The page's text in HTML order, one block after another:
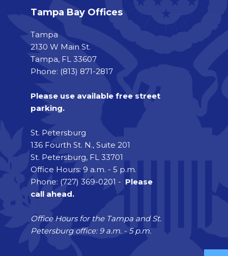
Tampa Bay Offices
Tampa
2130 W Main St.
Tampa, FL 33607
Phone: (813) 871-2817
Please use available free street
parking.
St. Petersburg
136 Fourth St. N., Suite 201
St. Petersburg, FL 33701
Office Hours: 9 a.m. - 5 p.m.
Phone: (727) 369-0201 - Please
call ahead.
Office Hours for the Tampa and St.
Petersburg office: 9 a.m. - 5 p.m.